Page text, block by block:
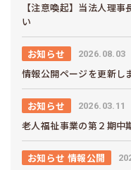
【注意喚起】当法人理
い
お知らせ 2026.08.03
情報公開ページを更新し
お知らせ 2026.03.11
老人福祉事業の第２期中
お知らせ 情報公開